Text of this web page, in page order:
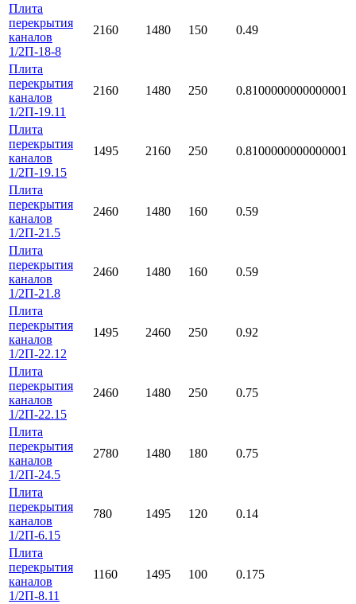
Плита
перекрытия
каналов
1/2П-18-8
2160 1480 150 0.49
Плита
перекрытия
каналов
1/2П-19.11
2160 1480 250 0.8100000000000001
Плита
перекрытия
каналов
1/2П-19.15
1495 2160 250 0.8100000000000001
Плита
перекрытия
каналов
1/2П-21.5
2460 1480 160 0.59
Плита
перекрытия
каналов
1/2П-21.8
2460 1480 160 0.59
Плита
перекрытия
каналов
1/2П-22.12
1495 2460 250 0.92
Плита
перекрытия
каналов
1/2П-22.15
2460 1480 250 0.75
Плита
перекрытия
каналов
1/2П-24.5
2780 1480 180 0.75
Плита
перекрытия
каналов
1/2П-6.15
780 1495 120 0.14
Плита
перекрытия
каналов
1/2П-8.11
1160 1495 100 0.175